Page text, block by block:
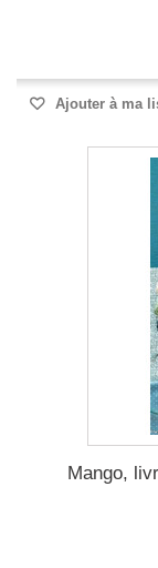
Ajouter à ma
Mango,